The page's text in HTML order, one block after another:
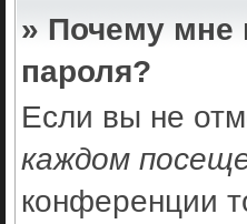
» Почему мне
пароля?
Если вы не
каждом
конференции